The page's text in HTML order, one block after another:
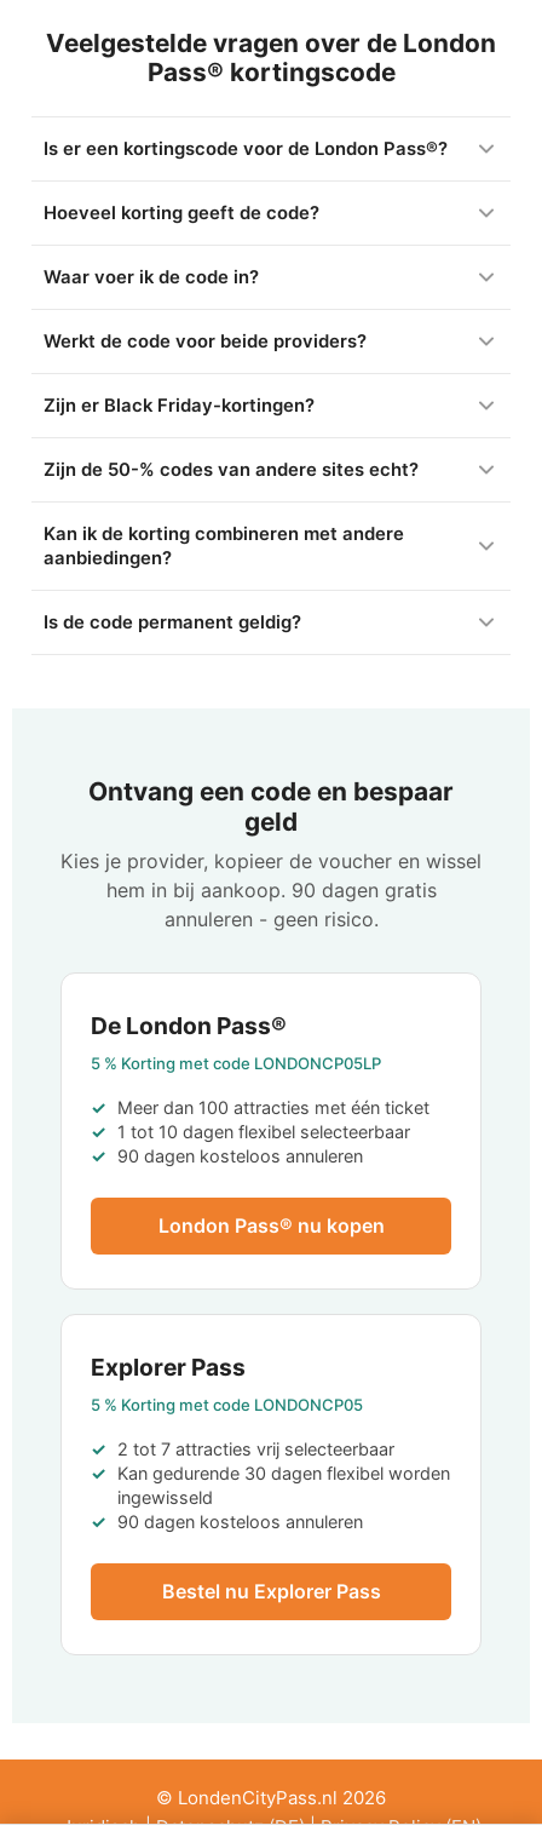
Veelgestelde vragen over de London
Pass® kortingscode
Is er een kortingscode voor de London Pass®?
Hoeveel korting geeft de code?
Waar voer ik de code in?
Werkt de code voor beide providers?
Zijn er Black Friday-kortingen?
Zijn de 50-% codes van andere sites echt?
Kan ik de korting combineren met andere
aanbiedingen?
Is de code permanent geldig?
Ontvang een code en bespaar
geld
Kies je provider, kopieer de voucher en wissel
hem in bij aankoop. 90 dagen gratis
annuleren - geen risico.
De London Pass®
5 % Korting met code LONDONCP05LP
Meer dan 100 attracties met één ticket
1 tot 10 dagen flexibel selecteerbaar
90 dagen kosteloos annuleren
London Pass® nu kopen
Explorer Pass
5 % Korting met code LONDONCP05
2 tot 7 attracties vrij selecteerbaar
Kan gedurende 30 dagen flexibel worden
ingewisseld
90 dagen kosteloos annuleren
Bestel nu Explorer Pass
© LondenCityPass.nl 2026
Juridisch|Datenschutz (DE)|Privacy Policy (EN)